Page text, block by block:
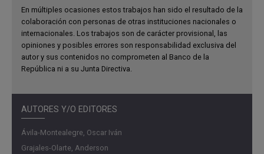
En múltiples ocasiones estos trabajos han sido el resultado de la
colaboración con personas de otras instituciones nacionales o
internacionales. Los trabajos son de carácter provisional, las
opiniones y posibles errores son responsabilidad exclusiva del
autor y sus contenidos no comprometen al Banco de la
República ni a su Junta Directiva.
AUTORES Y/O EDITORES
Ávila-Montealegre, Oscar Iván
Grajales-Olarte, Anderson
aumenta la volatilidad del consumo y de la inversión, en
concordancia con la evidencia empírica internacional y en
contraste con la visión tradicional que la considera un
factor estabilizador. Este efecto es resultado de las
rigideces salariales en el sector formal que generan
hogares. Al mismo tiempo, la exclusión financiera limita la
capacidad de los trabajadores informales para suavizar su
consumo, amplificando las oscilaciones de la demanda
agregada. En términos cuantitativos, el modelo explica el